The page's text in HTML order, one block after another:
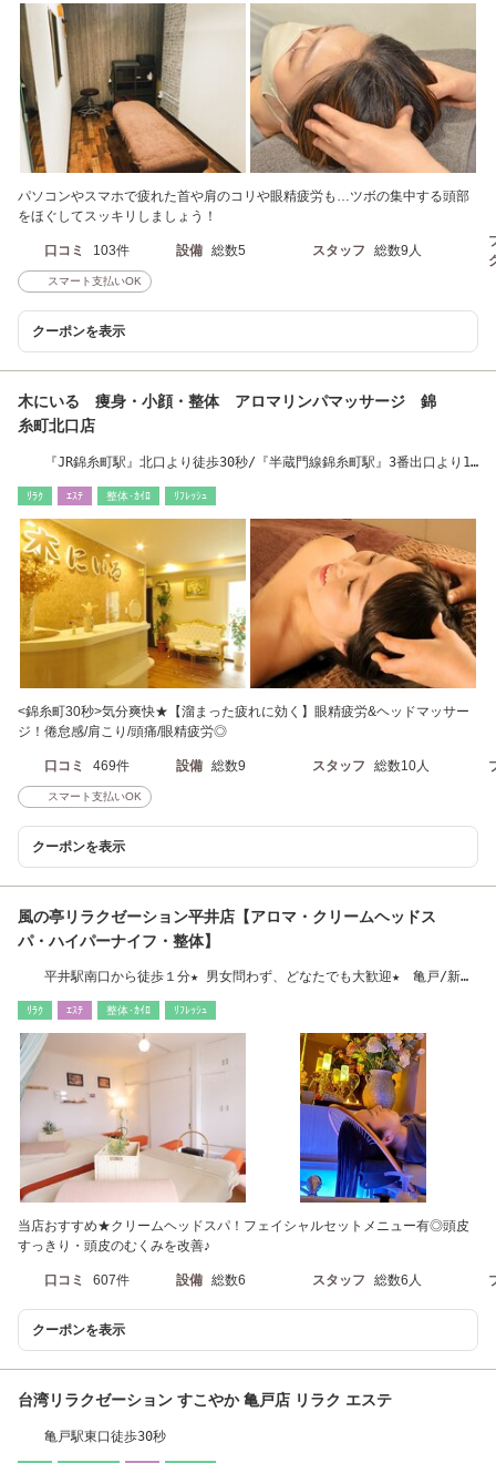
パソコンやスマホで疲れた首や肩のコリや眼精疲労も…ツボの集中する頭部
をほぐしてスッキリしましょう！
口コミ 103件 設備 総数5 スタッフ 総数9人
スマート支払いOK
クーポンを表示
木にいる 痩身・小顔・整体 アロマリンパマッサージ 錦
糸町北口店
『JR錦糸町駅』北口より徒歩30秒/『半蔵門線錦糸町駅』3番出口より1
ﾘﾗｸ ｴｽﾃ 整体･ｶｲﾛ ﾘﾌﾚｯｼｭ
<錦糸町30秒>気分爽快★【溜まった疲れに効く】眼精疲労&ヘッドマッサー
ジ！倦怠感/肩こり/頭痛/眼精疲労◎
口コミ 469件 設備 総数9 スタッフ 総数10人
スマート支払いOK
クーポンを表示
風の亭リラクゼーション平井店【アロマ・クリームヘッドス
パ・ハイパーナイフ・整体】
平井駅南口から徒歩１分★ 男女問わず、どなたでも大歓迎★ 亀戸/新小
ﾘﾗｸ ｴｽﾃ 整体･ｶｲﾛ ﾘﾌﾚｯｼｭ
当店おすすめ★クリームヘッドスパ！フェイシャルセットメニュー有◎頭皮
すっきり・頭皮のむくみを改善♪
口コミ 607件 設備 総数6 スタッフ 総数6人
クーポンを表示
台湾リラクゼーション すこやか 亀戸店 リラク エステ
亀戸駅東口徒歩30秒